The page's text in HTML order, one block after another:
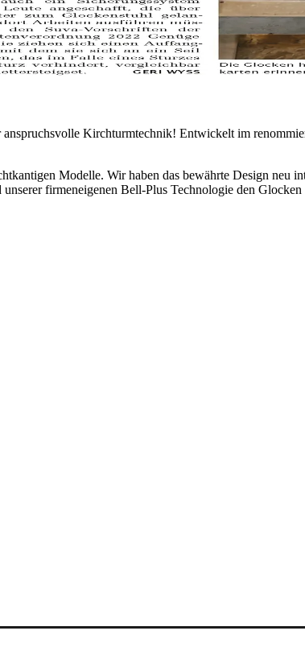
Kirchturmtechnik! Entwickelt im
Modelle. Wir haben das bewährte Design neu
firmeneigenen Bell-Plus Technologie den